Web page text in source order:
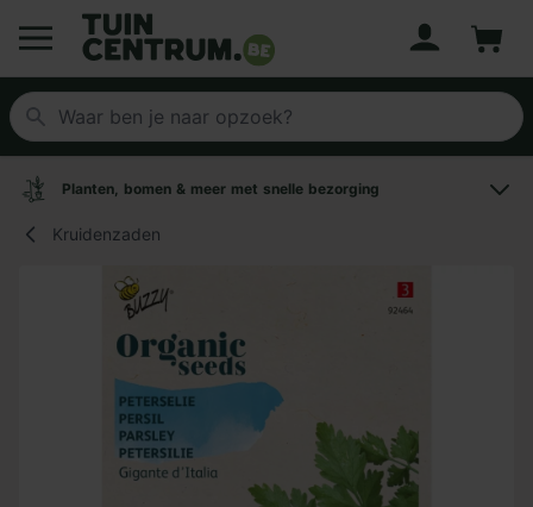
Logo Tuincentrum.be
Planten, bomen & meer met snelle bezorging
Kruidenzaden